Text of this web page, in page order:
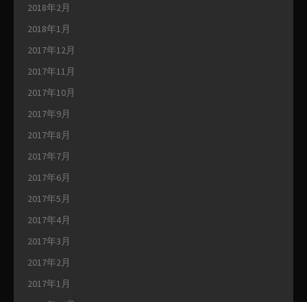
2018年2月
2018年1月
2017年12月
2017年11月
2017年10月
2017年9月
2017年8月
2017年7月
2017年6月
2017年5月
2017年4月
2017年3月
2017年2月
2017年1月